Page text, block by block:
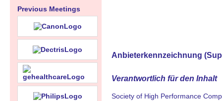
Previous Meetings
Anbieterkennzeichnung
Verantwortlich für den Inhalt
Society of High Performance